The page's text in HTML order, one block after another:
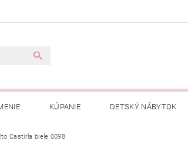
KÚPANIE DETSKÝ NÁBYTOK
OSOBNÝCH ÚDAJOV
Castirla biele 0098